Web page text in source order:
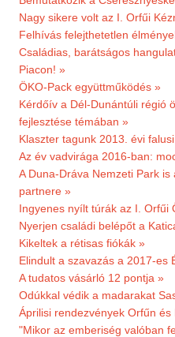
Nagy sikere volt az I. Orfűi
Felhívás felejthetetlen
Családias, barátságos
Piacon! »
ÖKO-Pack együttműködés »
Kérdőív a Dél-Dunántúli régió
fejlesztése témában »
Klaszter tagunk 2013. évi
Az év vadvirága 2016-ban:
A Duna-Dráva Nemzeti Park
partnere »
Ingyenes nyílt túrák az I. Orfűi
Nyerjen családi belépőt a
Kikeltek a rétisas fiókák »
Elindult a szavazás a 2017-es
A tudatos vásárló 12 pontja »
Odúkkal védik a madarakat
Áprilisi rendezvények Orfűn és
"Mikor az emberiség valóban